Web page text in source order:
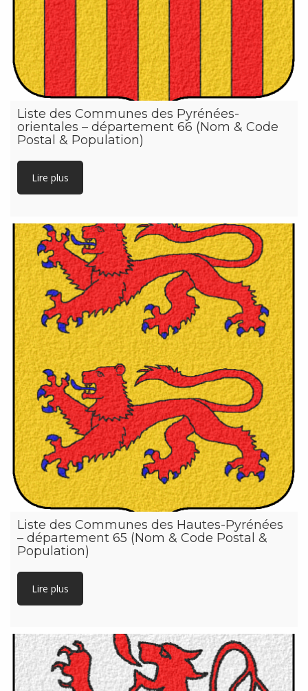
Liste des Communes des Pyrénées-
orientales – département 66 (Nom & Code
Postal & Population)
Lire plus
Liste des Communes des Hautes-Pyrénées
– département 65 (Nom & Code Postal &
Population)
Lire plus